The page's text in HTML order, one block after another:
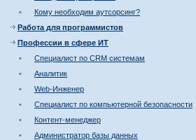
•
Кому необходим аутсорсинг?
Работа для программистов
Профессии в сфере ИТ
•
Специалист по CRM системам
•
Аналитик
•
Web-Инженер
•
Специалист по компьютерной безопасности
•
Контент-менеджер
•
Администратор базы данных